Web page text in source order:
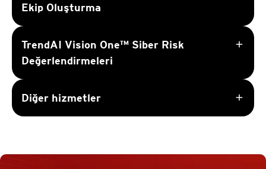
Ekip Oluşturma
TrendAI Vision One™ Siber Risk
Değerlendirmeleri
add
Diğer hizmetler add